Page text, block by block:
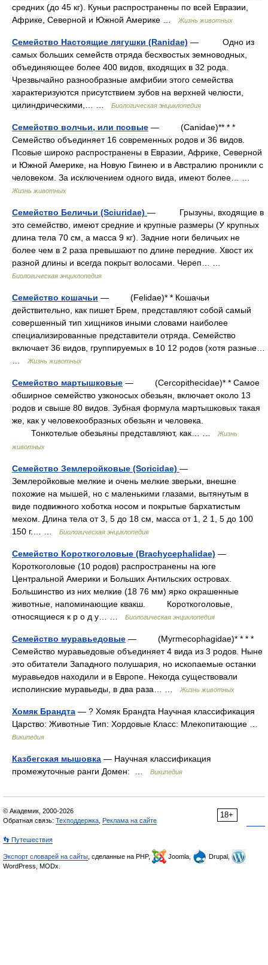
средних (до 45 кг). Куньи распространены по всей Евразии,
Африке, Северной и Южной Америке …
Жизнь животных
Семейство Настоящие лягушки (Ranidae) — Одно из
самых больших семейств отряда бесхвостых земноводных,
объединяющее более 400 видов, входящих в 32 рода.
Чрезвычайно разнообразные амфибии этого семейства
характеризуются присутствием зубов на верхней челюсти,
цилиндрическими,… …
Биологическая энциклопедия
Семейство волчьи, или псовые — (Canidae)** * *
Семейство объединяет 16 современных родов и 36 видов.
Псовые широко распространены в Евразии, Африке, Северной
и Южной Америке, на Новую Гвинею и в Австралию проникли с
человеком. За исключением одного вида, имеют более… …
Жизнь животных
Семейство Беличьи (Sciuridae) — Грызуны, входящие в
это семейство, имеют средние и крупные размеры (У крупных
длина тела 70 см, а масса 9 кг). Задние ноги беличьих не
более чем в 2 раза превышают по длине передние. Хвост их
разной длины и всегда покрыт волосами. Череп… …
Биологическая энциклопедия
Семейство кошачьи — (Felidae)* * Кошачьи
действительно, как пишет Брем, представляют собой самый
совершенный тип хищников иными словами наиболее
специализированные представители отряда. Семейство
включает 36 видов, группируемых в 10 12 родов (хотя разные…
Жизнь животных
Семейство мартышковые — (Cercopithecidae)* * Самое
обширное семейство узконосых обезьян, включает около 13
родов и свыше 80 видов. Зубная формула мартышковых такая
же, как у человекообразных обезьян и человека.
Тонкотелые обезьяны представляют, как… …
Жизнь
животных
Семейство Землеройковые (Soricidae) —
Землеройковые мелкие и очень мелкие зверьки, внешне
похожие на мышей, но с маленькими глазами, вытянутым в
виде подвижного хоботка носом и покрытые бархатистым
мехом. Длина тела от 3, 5 до 18 см, масса от 1, 2 1, 5 до 100
150 г.… …
Биологическая энциклопедия
Семейство Короткоголовые (Brachycephalidae) —
Короткоголовые (10 родов) распространены на юге
Центральной Америки и Больших Антильских островах.
Большинство из них мелкие (18 76 мм) ярко окрашенные
животные, напоминающие квакш. Короткоголовые,
относящиеся к р о д у… …
Биологическая энциклопедия
Семейство муравьедовые — (Myrmecophagidae)* * * *
Семейство муравьедовые объединяет 4 вида из 3 родов. Ныне
это обитатели Западного полушария, но ископаемые останки
муравьедов находили и в Европе. Некогда существовали
исполинские муравьеды, в два раза… …
Жизнь животных
Хомяк Брандта — ? Хомяк Брандта Научная классификация
Царство: Животные Тип: Хордовые Класс: Млекопитающие …
Википедия
Казбегская мышовка — Научная классификация
промежуточные ранги Домен: …
Википедия
18+
© Академик, 2000-2026
Обратная связь: Техподдержка Реклама на сайте
👣 Путешествия
Экспорт словарей на сайты , сделанные на PHP, Joomla,
Drupal,
WordPress, MODx.